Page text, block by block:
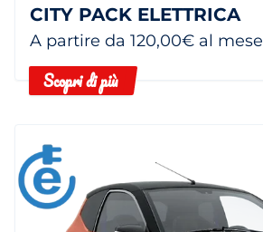
CITY PACK ELETTRICA
A partire da 120,00€ al mese
Scopri di più